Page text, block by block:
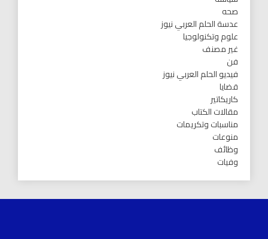
صحه
عدسة الحلم العربي نيوز
علوم وتكنولوجيا
غير مصنف
فن
فيديو الحلم العربي نيوز
قضايا
كاريكاتير
مقالات الكتاب
مناسبات وتكريمات
منوعات
وظائف
وفيات